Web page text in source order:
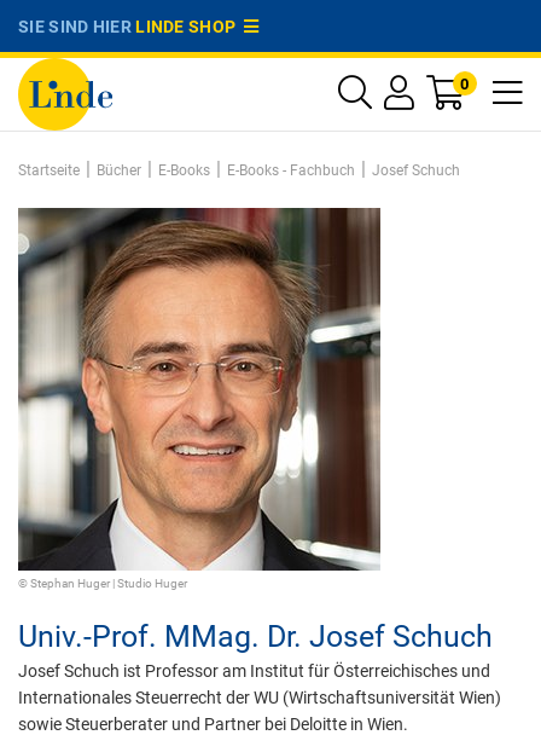
SIE SIND HIERLINDE SHOP
0
Startseite | Bücher | E-Books | E-Books - Fachbuch | Josef Schuch
© Stephan Huger | Studio Huger
Univ.-Prof. MMag. Dr. Josef Schuch
Josef Schuch ist Professor am Institut für Österreichisches und
Internationales Steuerrecht der WU (Wirtschaftsuniversität Wien)
sowie Steuerberater und Partner bei Deloitte in Wien.